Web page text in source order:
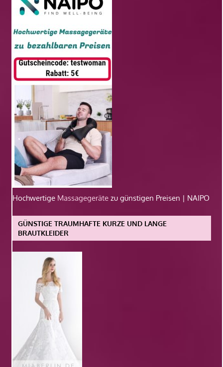
Hochwertige Massagegeräte zu günstigen Preisen | NAIPO
GÜNSTIGE TRAUMHAFTE KURZE UND LANGE
BRAUTKLEIDER